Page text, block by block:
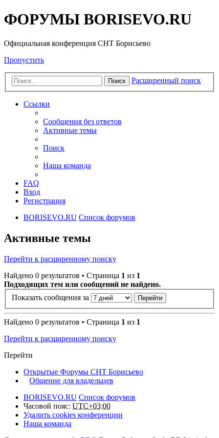
ФОРУМЫ BORISEVO.RU
Официальная конференция СНТ Борисьево
Пропустить
Поиск Расширенный поиск
Ссылки
Сообщения без ответов
Активные темы
Поиск
Наша команда
FAQ
Вход
Регистрация
BORISEVO.RU Список форумов
Активные темы
Перейти к расширенному поиску
Найдено 0 результатов • Страница 1 из 1
Подходящих тем или сообщений не найдено.
Показать сообщения за
Найдено 0 результатов • Страница 1 из 1
Перейти к расширенному поиску
Перейти
Открытые Форумы СНТ Борисьево
Общение для владельцев
BORISEVO.RU Список форумов
Часовой пояс: UTC+03:00
Удалить cookies конференции
Наша команда